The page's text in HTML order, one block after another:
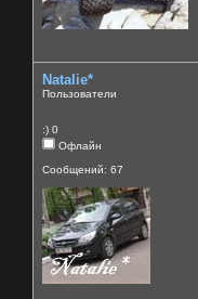
Natalie*
Пользователи
:) 0
Офлайн
Сообщений: 67